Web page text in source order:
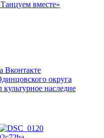
вместе»
Вконтакте
округа
наследие